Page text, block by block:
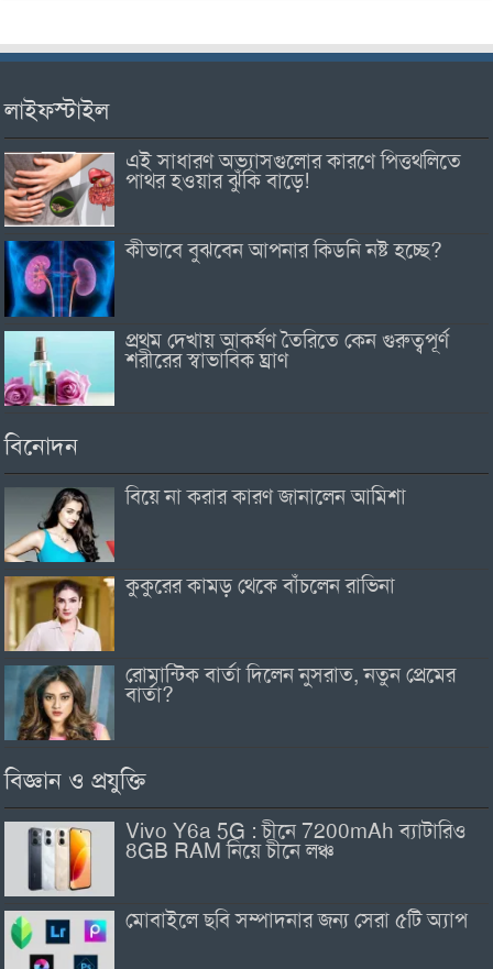
লাইফস্টাইল
এই সাধারণ অভ্যাসগুলোর কারণে পিত্তথলিতে
পাথর হওয়ার ঝুঁকি বাড়ে!
কীভাবে বুঝবেন আপনার কিডনি নষ্ট হচ্ছে?
প্রথম দেখায় আকর্ষণ তৈরিতে কেন গুরুত্বপূর্ণ
শরীরের স্বাভাবিক ঘ্রাণ
বিনোদন
বিয়ে না করার কারণ জানালেন আমিশা
কুকুরের কামড় থেকে বাঁচলেন রাভিনা
রোমান্টিক বার্তা দিলেন নুসরাত, নতুন প্রেমের
বার্তা?
বিজ্ঞান ও প্রযুক্তি
Vivo Y6a 5G : চীনে 7200mAh ব্যাটারিও
8GB RAM নিয়ে চীনে লঞ্চ
মোবাইলে ছবি সম্পাদনার জন্য সেরা ৫টি অ্যাপ